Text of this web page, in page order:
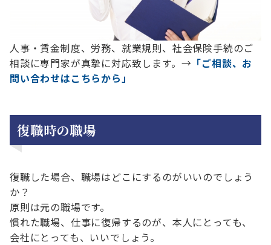
人事・賃金制度、労務、就業規則、社会保険手続のご
相談に専門家が真摯に対応致します。→ 「ご相談、お
問い合わせはこちらから」
復職時の職場
復職した場合、職場はどこにするのがいいのでしょう
か？
原則は元の職場です。
慣れた職場、仕事に復帰するのが、本人にとっても、
会社にとっても、いいでしょう。